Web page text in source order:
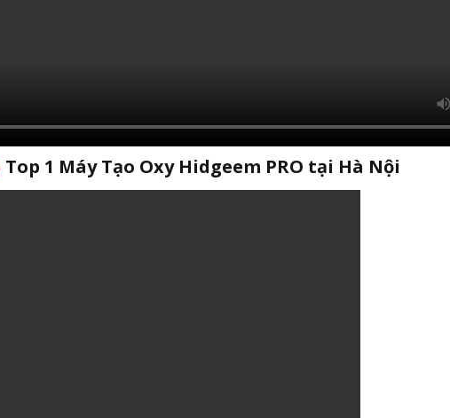
Top 1 Máy Tạo Oxy Hidgeem PRO tại Hà Nội